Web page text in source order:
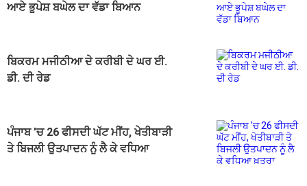
ਆਏ ਭੂਪੇਸ਼ ਬਘੇਲ ਦਾ ਵੱਡਾ ਬਿਆਨ
ਬਿਕਰਮ ਮਜੀਠੀਆ ਦੇ ਕਰੀਬੀ ਦੇ ਘਰ ਈ.
ਡੀ. ਦੀ ਰੇਡ
ਪੰਜਾਬ 'ਚ 26 ਫੀਸਦੀ ਘੱਟ ਮੀਂਹ, ਖੇਤੀਬਾੜੀ
ਤੇ ਬਿਜਲੀ ਉਤਪਾਦਨ ਨੂੰ ਲੈ ਕੇ ਵਧਿਆ